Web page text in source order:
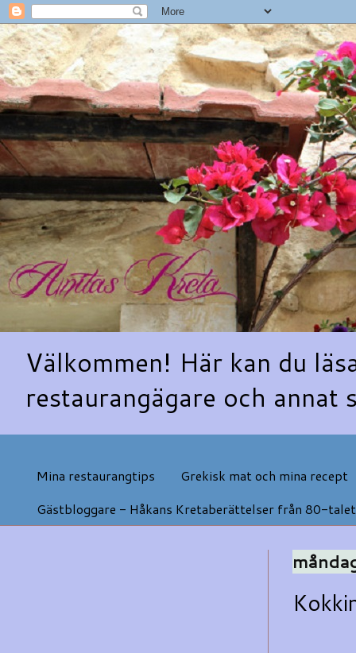
Välkommen! Här kan du
restaurangägare och annat
Mina restaurangtips
Grekisk mat och mina recept
Gästbloggare - Håkans Kretaberättelser från 80-talet